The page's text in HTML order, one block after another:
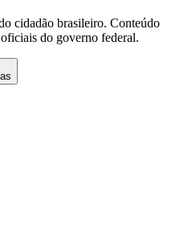
cidadão brasileiro. Conteúdo
do governo federal.